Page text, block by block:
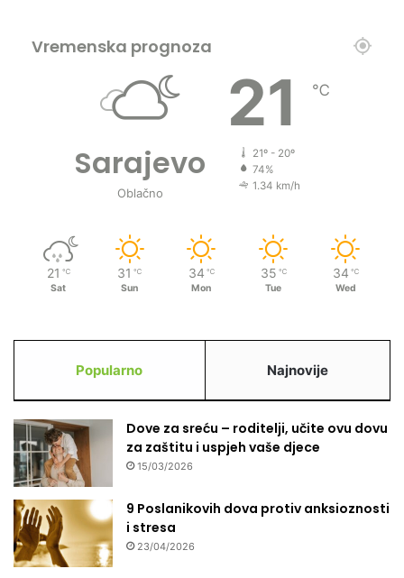
Vremenska prognoza
Sarajevo
Oblačno
21 ℃
21º - 20º
74%
1.34 km/h
21 ℃
Sat
31 ℃
Sun
34 ℃
Mon
35 ℃
Tue
34 ℃
Wed
Popularno Najnovije
Dove za sreću – roditelji, učite ovu dovu
za zaštitu i uspjeh vaše djece
15/03/2026
9 Poslanikovih dova protiv anksioznosti
i stresa
23/04/2026